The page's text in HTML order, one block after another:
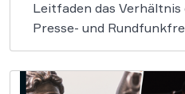
Leitfaden das Verhältnis
Presse- und